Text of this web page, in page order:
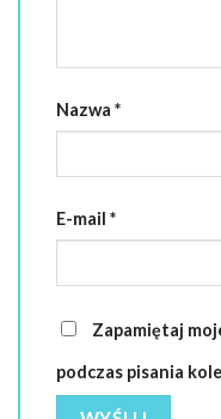
Nazwa *
E-mail *
Zapamiętaj
podczas pisania